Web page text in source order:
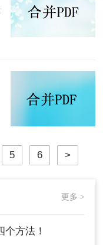
5 6 >
更多 >
方法！